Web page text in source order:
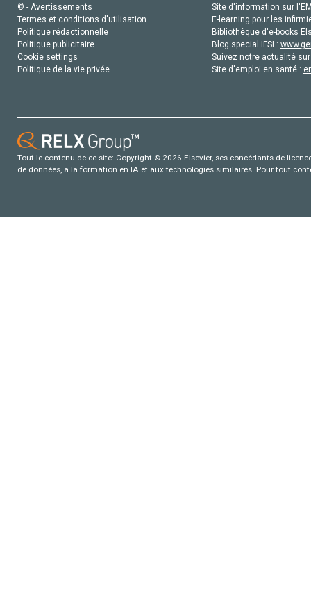
© - Avertissements
Termes et conditions d'utilisation
Politique rédactionnelle
Politique publicitaire
Cookie settings
Politique de la vie privée
Site d'information sur
E-learning pour les
Bibliothèque d'e-books
Blog special IFSI :
Suivez notre actualité
Site d'emploi en santé :
Tout le contenu de ce site: Copyright © 2026 Elsevier, ses concédants de
de données, a la formation en IA et aux technologies similaires. Pour tout